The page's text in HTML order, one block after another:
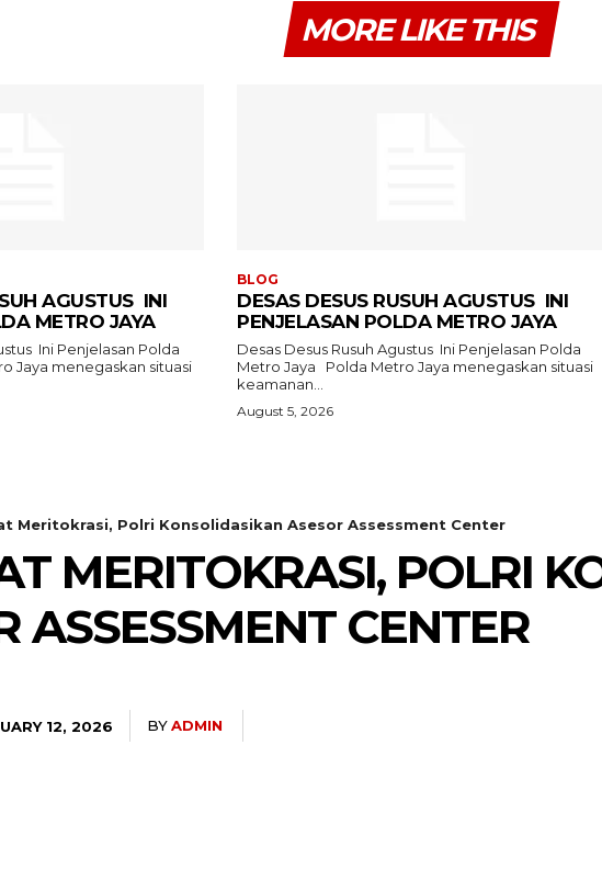
MORE LIKE THIS
AGUSTUS INI
METRO JAYA
Ini Penjelasan Polda
BLOG
DESAS DESUS RUSUH AGUSTUS INI
PENJELASAN POLDA METRO JAYA
Desas Desus Rusuh Agustus Ini Penjelasan Polda
Metro Jaya Polda Metro Jaya menegaskan situasi
keamanan...
August 5, 2026